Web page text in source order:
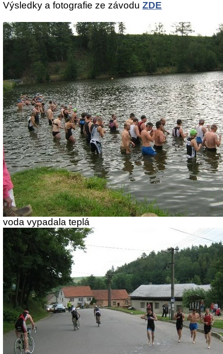
Výsledky a fotografie ze závodu ZDE
voda vypadala teplá